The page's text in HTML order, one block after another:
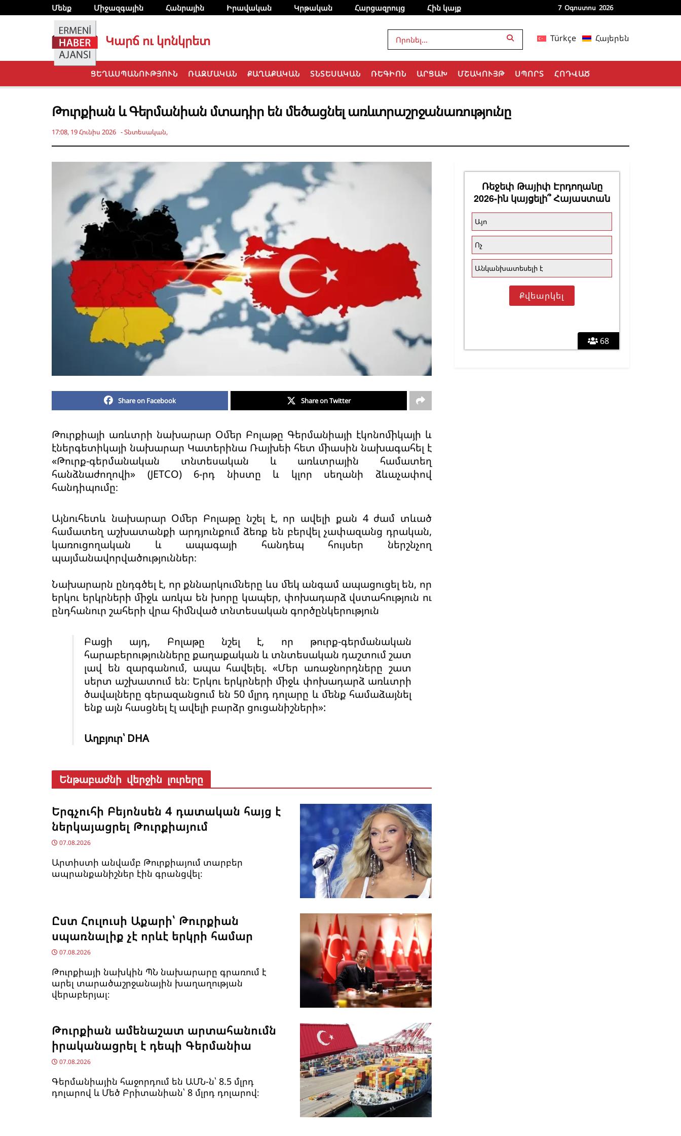
Մենք Միջազգային Հանրային Իրավական Կրթական Հարցազրույց Հին կայք 7 Օգոստոս 2026
Կարճ ու կոնկրետ Türkçe Հայերեն
ՑԵՂԱՍՊԱՆՈՒԹՅՈՒՆ ՌԱԶՄԱԿԱՆ ՔԱՂԱՔԱԿԱՆ ՏՆՏԵՍԱԿԱՆ ՌԵԳԻՈՆ ԱՐՑԱԽ ՄՇԱԿՈՒՅԹ ՍՊՈՐՏ ՀՈԴՎԱԾ
Թուրքիան և Գերմանիան մտադիր են մեծացնել առևտրաշրջանառությունը
17:08, 19 Հունիս 2026 -Տնտեսական,
Share on Facebook Share on Twitter
Թուրքիայի առևտրի նախարար Օմեր Բոլաթը Գերմանիայի էկոնոմիկայի և
էներգետիկայի նախարար Կատերինա Ռայխեի հետ միասին նախագահել է
«Թուրք-գերմանական տնտեսական և առևտրային համատեղ
հանձնաժողովի» (JETCO) 6-րդ նիստը և կլոր սեղանի ձևաչափով
հանդիպումը։
Այնուհետև նախարար Օմեր Բոլաթը նշել է, որ ավելի քան 4 ժամ տևած
համատեղ աշխատանքի արդյունքում ձեռք են բերվել չափազանց դրական,
կառուցողական և ապագայի հանդեպ հույսեր ներշնչող
պայմանավորվածություններ։
Նախարարն ընդգծել է, որ քննարկումները ևս մեկ անգամ ապացուցել են, որ
երկու երկրների միջև առկա են խորը կապեր, փոխադարձ վստահություն ու
ընդհանուր շահերի վրա հիմնված տնտեսական գործընկերություն
Բացի այդ, Բոլաթը նշել է, որ թուրք-գերմանական
հարաբերությունները քաղաքական և տնտեսական դաշտում շատ
լավ են զարգանում, ապա հավելել. «Մեր առաջնորդները շատ
սերտ աշխատում են։ Երկու երկրների միջև փոխադարձ առևտրի
ծավալները գերազանցում են 50 մլրդ դոլարը և մենք համաձայնել
ենք այն հասցնել էլ ավելի բարձր ցուցանիշների»:
Աղբյուր՝ DHA
Ենթաբաժնի վերջին լուրերը
Երգչուհի Բեյոնսեն ​​4 դատական հայց է
ներկայացրել Թուրքիայում
07.08.2026
Արտիստի անվամբ Թուրքիայում տարբեր
ապրանքանիշներ էին գրանցվել։
Ըստ Հուլուսի Աքարի՝ Թուրքիան
սպառնալիք չէ որևէ երկրի համար
07.08.2026
Թուրքիայի նախկին ՊՆ նախարարը գրառում է
արել տարածաշրջանային խաղաղության
վերաբերյալ։
Թուրքիան ամենաշատ արտահանումն
իրականացրել է դեպի Գերմանիա
07.08.2026
Գերմանիային հաջորդում են ԱՄՆ-ն՝ 8.5 մլրդ
դոլարով և Մեծ Բրիտանիան՝ 8 մլրդ դոլարով։
68
Ռեջեփ Թայիփ Էրդողանը
2026-ին կայցելի՞ Հայաստան
Այո
Ոչ
Անկանխատեսելի է